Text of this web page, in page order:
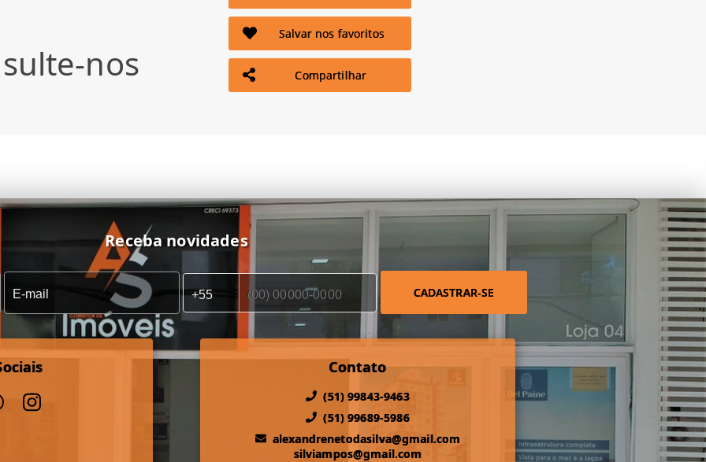
nos
Salvar nos favoritos
Compartilhar
Receba novidades
CADASTRAR-SE
Contato
(51) 99843-9463
(51) 99689-5986
alexandrenetodasilva@gmail.com
silviampos@gmail.com